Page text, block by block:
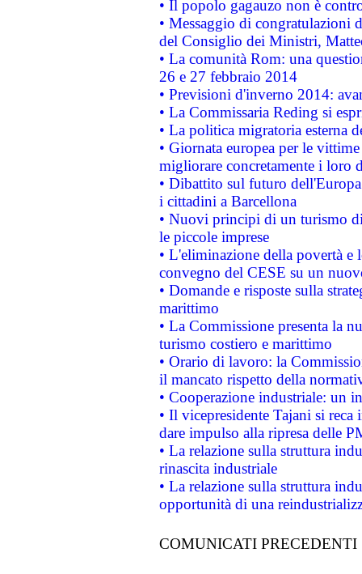
• Il popolo gagauzo non è
• Messaggio di congratulazioni
del Consiglio dei Ministri,
• La comunità Rom: una
26 e 27 febbraio 2014
• Previsioni d'inverno 2014:
• La Commissaria Reding si
• La politica migratoria esterna
• Giornata europea per le
migliorare concretamente i loro
• Dibattito sul futuro
i cittadini a Barcellona
• Nuovi principi di un turismo
le piccole imprese
• L'eliminazione della povertà
convegno del CESE su un
• Domande e risposte sulla
marittimo
• La Commissione presenta la
turismo costiero e marittimo
• Orario di lavoro: la
il mancato rispetto della
• Cooperazione industriale: un
• Il vicepresidente Tajani si
dare impulso alla ripresa delle
• La relazione sulla struttura
rinascita industriale
• La relazione sulla struttura
opportunità di una
COMUNICATI PRECEDENTI